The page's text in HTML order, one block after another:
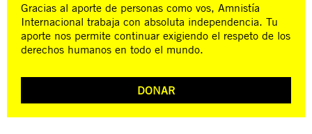
Gracias al aporte de personas como vos, Amnistía
Internacional trabaja con absoluta independencia. Tu
aporte nos permite continuar exigiendo el respeto de los
derechos humanos en todo el mundo.
DONAR